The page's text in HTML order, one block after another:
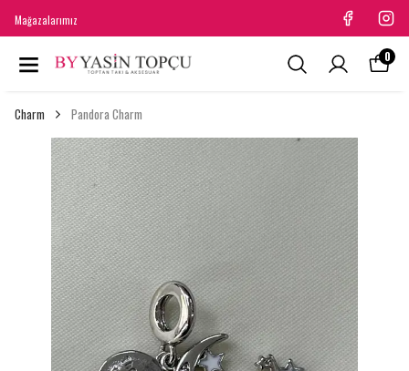
Mağazalarımız
0
Charm Pandora Charm